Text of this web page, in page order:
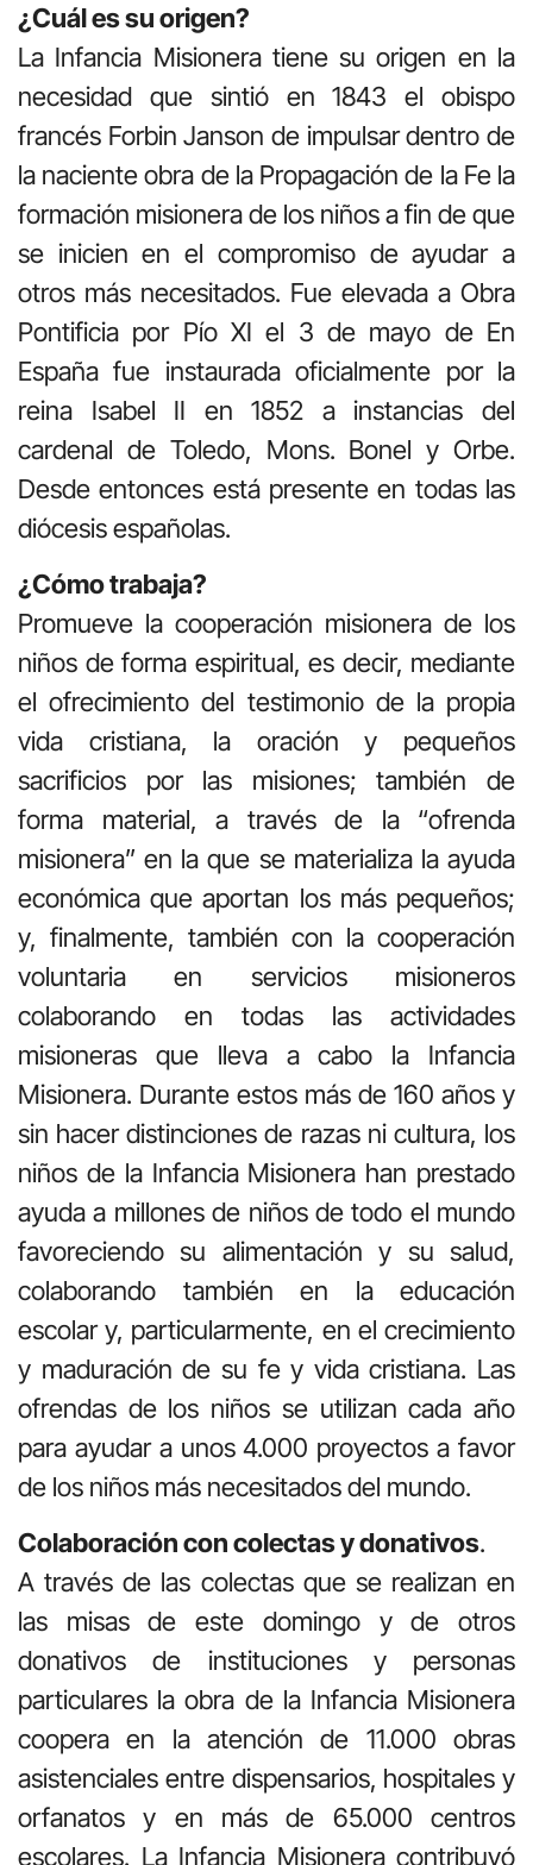
¿Cuál es su origen?
La Infancia Misionera tiene su origen en la
necesidad que sintió en 1843 el obispo
francés Forbin Janson de impulsar dentro de
la naciente obra de la Propagación de la Fe la
formación misionera de los niños a fin de que
se inicien en el compromiso de ayudar a
otros más necesitados. Fue elevada a Obra
Pontificia por Pío XI el 3 de mayo de En
España fue instaurada oficialmente por la
reina Isabel II en 1852 a instancias del
cardenal de Toledo, Mons. Bonel y Orbe.
Desde entonces está presente en todas las
diócesis españolas.
¿Cómo trabaja?
Promueve la cooperación misionera de los
niños de forma espiritual, es decir, mediante
el ofrecimiento del testimonio de la propia
vida cristiana, la oración y pequeños
sacrificios por las misiones; también de
forma material, a través de la “ofrenda
misionera” en la que se materializa la ayuda
económica que aportan los más pequeños;
y, finalmente, también con la cooperación
voluntaria en servicios misioneros
colaborando en todas las actividades
misioneras que lleva a cabo la Infancia
Misionera. Durante estos más de 160 años y
sin hacer distinciones de razas ni cultura, los
niños de la Infancia Misionera han prestado
ayuda a millones de niños de todo el mundo
favoreciendo su alimentación y su salud,
colaborando también en la educación
escolar y, particularmente, en el crecimiento
y maduración de su fe y vida cristiana. Las
ofrendas de los niños se utilizan cada año
para ayudar a unos 4.000 proyectos a favor
de los niños más necesitados del mundo.
Colaboración con colectas y donativos.
A través de las colectas que se realizan en
las misas de este domingo y de otros
donativos de instituciones y personas
particulares la obra de la Infancia Misionera
coopera en la atención de 11.000 obras
asistenciales entre dispensarios, hospitales y
orfanatos y en más de 65.000 centros
escolares. La Infancia Misionera contribuyó